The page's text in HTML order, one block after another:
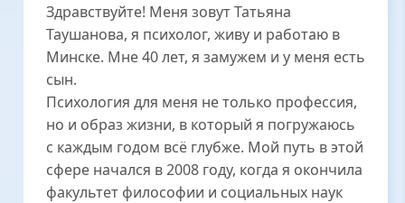
Здравствуйте! Меня зовут Татьяна
Таушанова, я психолог, живу и работаю в
Минске. Мне 40 лет, я замужем и у меня есть
сын.
Психология для меня не только профессия,
но и образ жизни, в который я погружаюсь
с каждым годом всё глубже. Мой путь в этой
сфере начался в 2008 году, когда я окончила
факультет философии и социальных наук